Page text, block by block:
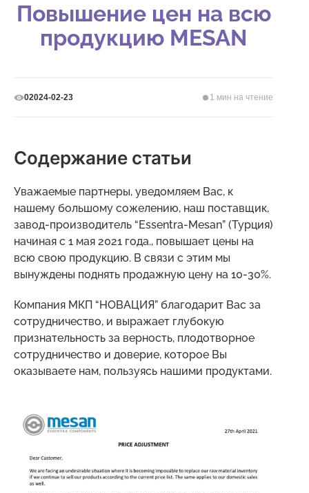
Повышение цен на всю
продукцию MESAN
02024-02-23 1 мин на чтение
Содержание статьи
Уважаемые партнеры, уведомляем Вас, к
нашему большому сожелению, наш поставщик,
завод-производитель “Essentra-Mesan” (Турция)
начиная с 1 мая 2021 года., повышает цены на
всю свою продукцию. В связи с этим мы
вынуждены поднять продажную цену на 10-30%.
Компания МКП “НОВАЦИЯ” благодарит Вас за
сотрудничество, и выражает глубокую
признательность за верность, плодотворное
сотрудничество и доверие, которое Вы
оказываете нам, пользуясь нашими продуктами.